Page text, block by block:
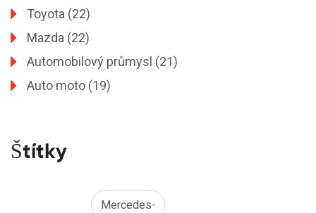
Toyota (22)
Mazda (22)
Automobilový průmysl (21)
Auto moto (19)
Štítky
Mercedes-